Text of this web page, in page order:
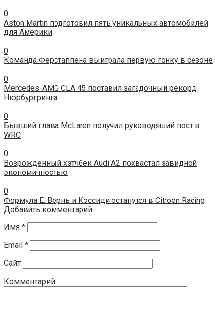
0
Aston Martin подготовил пять уникальных автомобилей
для Америки
0
Команда Ферстаппена выиграла первую гонку в сезоне
0
Mercedes-AMG CLA 45 поставил загадочный рекорд
Нюрбургринга
0
Бывший глава McLaren получил руководящий пост в
WRC
0
Возрожденный хэтчбек Audi A2 похвастал завидной
экономичностью
0
Формула Е: Вернь и Кэссиди останутся в Citroen Racing
Добавить комментарий
Имя *
Email *
Сайт
Комментарий